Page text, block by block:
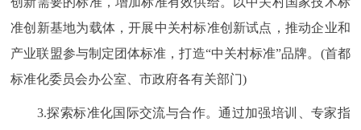
准创新基地为载体，开展中关村标准创新试点，推动企业和
产业联盟参与制定团体标准，打造“中关村标准”品牌。(首都
标准化委员会办公室、市政府各有关部门)
3.探索标准化国际交流与合作。通过加强培训、专家指